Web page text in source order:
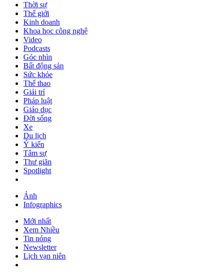
Thời sự
Thế giới
Kinh doanh
Khoa học công nghệ
Video
Podcasts
Góc nhìn
Bất động sản
Sức khỏe
Thể thao
Giải trí
Pháp luật
Giáo dục
Đời sống
Xe
Du lịch
Ý kiến
Tâm sự
Thư giãn
Spotlight
Ảnh
Infographics
Mới nhất
Xem Nhiều
Tin nóng
Newsletter
Lịch vạn niên